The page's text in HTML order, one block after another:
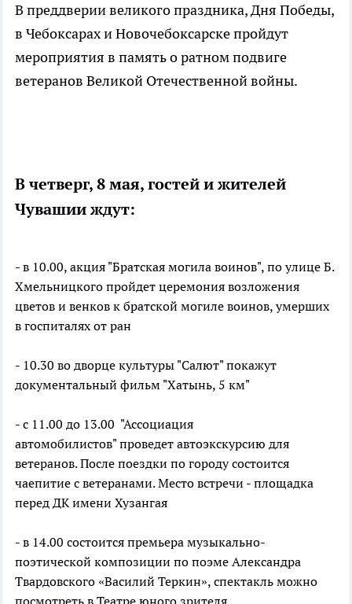
В преддверии великого праздника, Дня Победы,
в Чебоксарах и Новочебоксарске пройдут
мероприятия в память о ратном подвиге
ветеранов Великой Отечественной войны.
В четверг, 8 мая, гостей и жителей
Чувашии ждут:
- в 10.00, акция "Братская могила воинов", по улице Б.
Хмельницкого пройдет церемония возложения
цветов и венков к братской могиле воинов, умерших
в госпиталях от ран
- 10.30 во дворце культуры "Салют" покажут
документальный фильм "Хатынь, 5 км"
- с 11.00 до 13.00 "Ассоциация
автомобилистов" проведет автоэкскурсию для
ветеранов. После поездки по городу состоится
чаепитие с ветеранами. Место встречи - площадка
перед ДК имени Хузангая
- в 14.00 состоится премьера музыкально-
поэтической композиции по поэме Александра
Твардовского «Василий Теркин», спектакль можно